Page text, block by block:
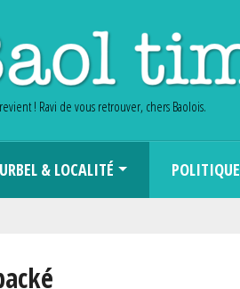
! Ravi de vous retrouver, chers Baolois.
& LOCALITÉ POLITIQUE